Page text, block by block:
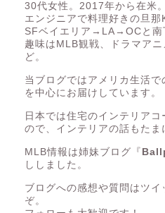
30代女性。2017年から在米。
エンジニアで料理好きの旦那
SFベイエリア→LA→OCと南
趣味はMLB観戦、ドラマア
ど。
当ブログではアメリカ生活
を中心にお届けしています。
日本では住宅のインテリア
ので、インテリアの話もたま
MLB情報は姉妹ブログ『
ししました。
ブログへの感想や質問はツイ
ぞ。